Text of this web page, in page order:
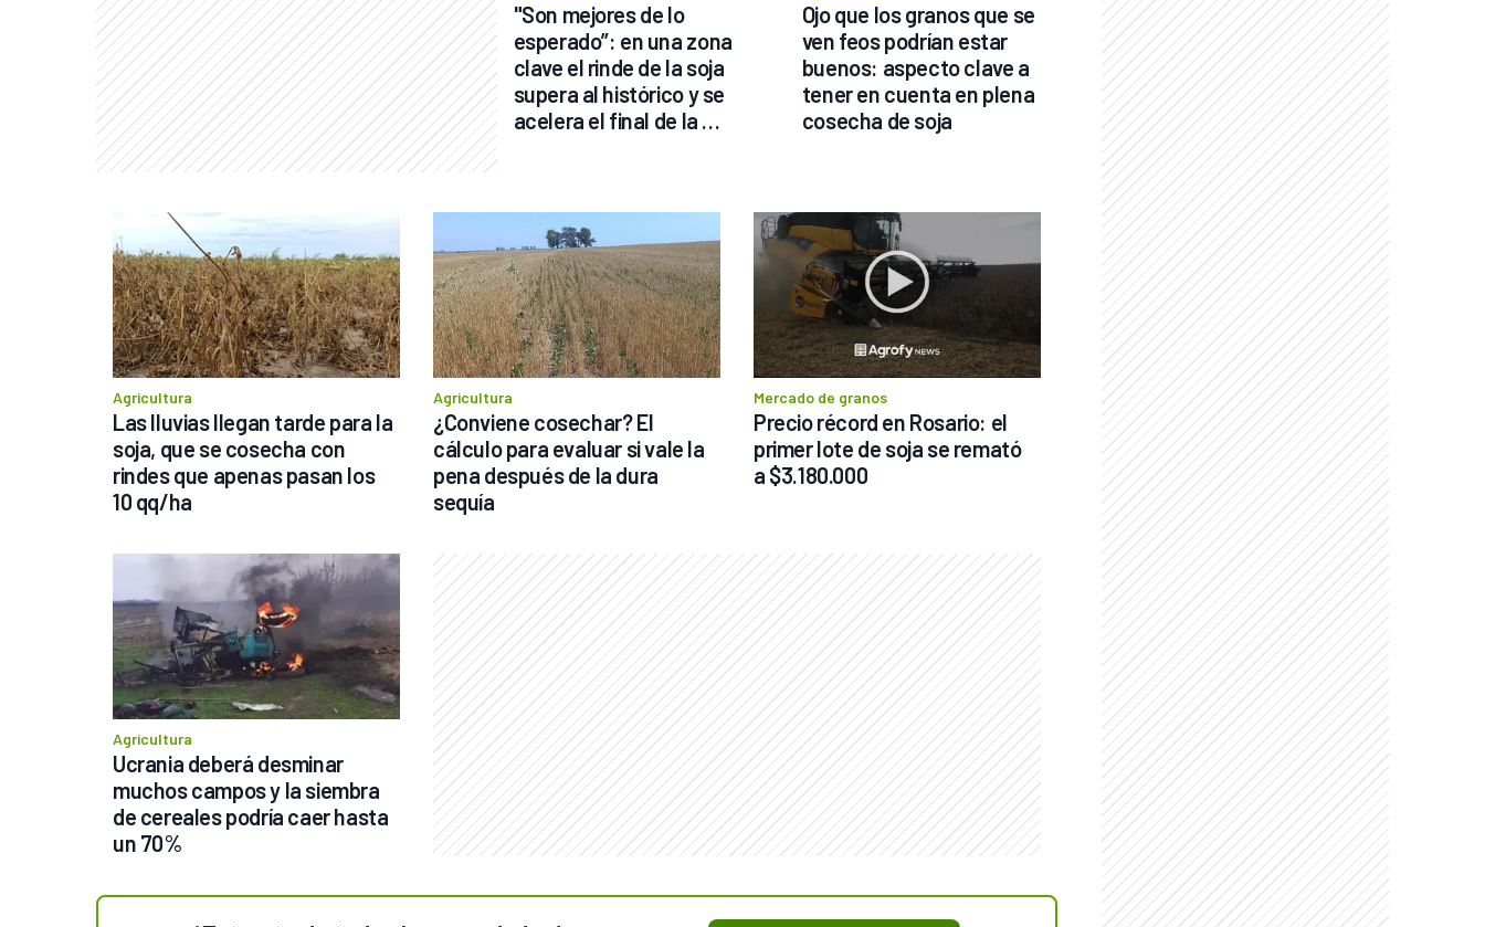
"Son mejores de lo
esperado”: en una zona
clave el rinde de la soja
supera al histórico y se
acelera el final de la
Ojo que los granos que se
ven feos podrían estar
buenos: aspecto clave a
tener en cuenta en plena
cosecha de soja
Agricultura
Las lluvias llegan tarde para la
soja, que se cosecha con
rindes que apenas pasan los
10 qq/ha
Agricultura
¿Conviene cosechar? El
cálculo para evaluar si vale la
pena después de la dura
sequía
Mercado de granos
Precio récord en Rosario: el
primer lote de soja se remató
a $3.180.000
Agricultura
Ucrania deberá desminar
muchos campos y la siembra
de cereales podría caer hasta
un 70%